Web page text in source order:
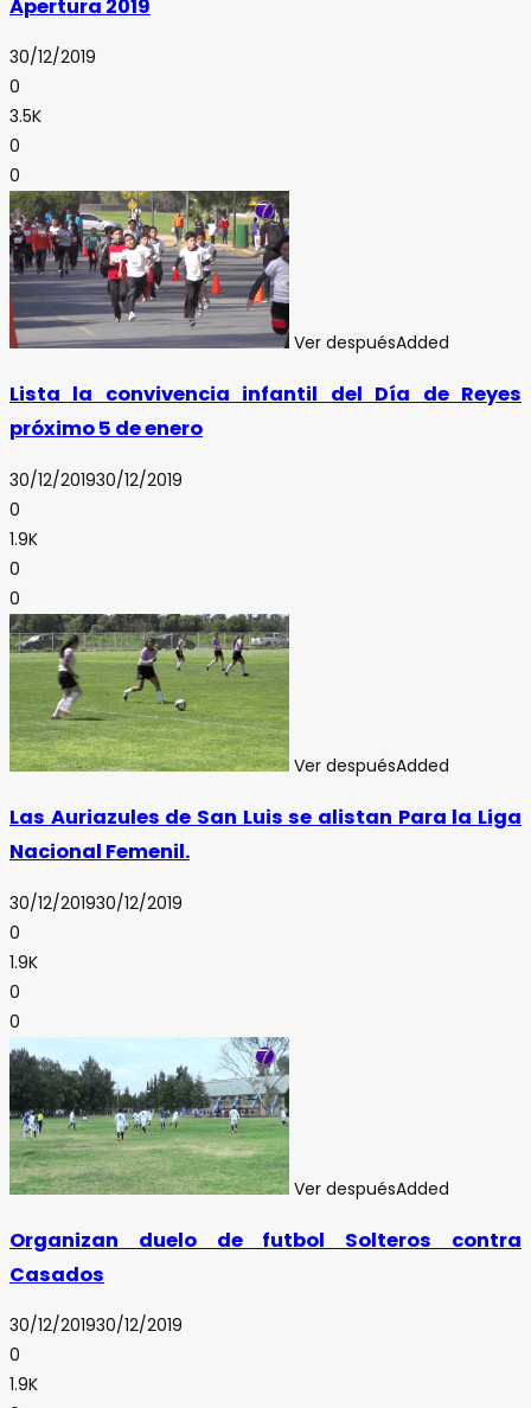
Apertura 2019
30/12/2019
0
3.5K
0
0
Ver despuésAdded
Lista la convivencia infantil del Día de Reyes
próximo 5 de enero
30/12/201930/12/2019
0
1.9K
0
0
Ver despuésAdded
Las Auriazules de San Luis se alistan Para la Liga
Nacional Femenil.
30/12/201930/12/2019
0
1.9K
0
0
Ver despuésAdded
Organizan duelo de futbol Solteros contra
Casados
30/12/201930/12/2019
0
1.9K